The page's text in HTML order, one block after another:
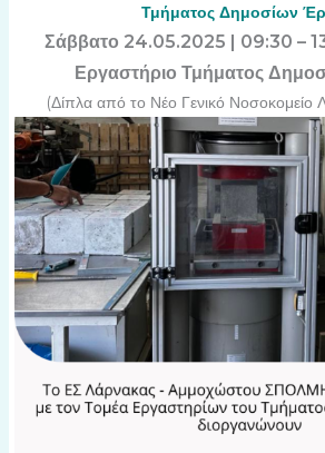
Τμήματος Δημοσίων
Σάββατο 24.05.2025 | 09:30 –
Εργαστήριο Τμήματος
(Δίπλα από το Νέο Γενικό Νοσοκομείο